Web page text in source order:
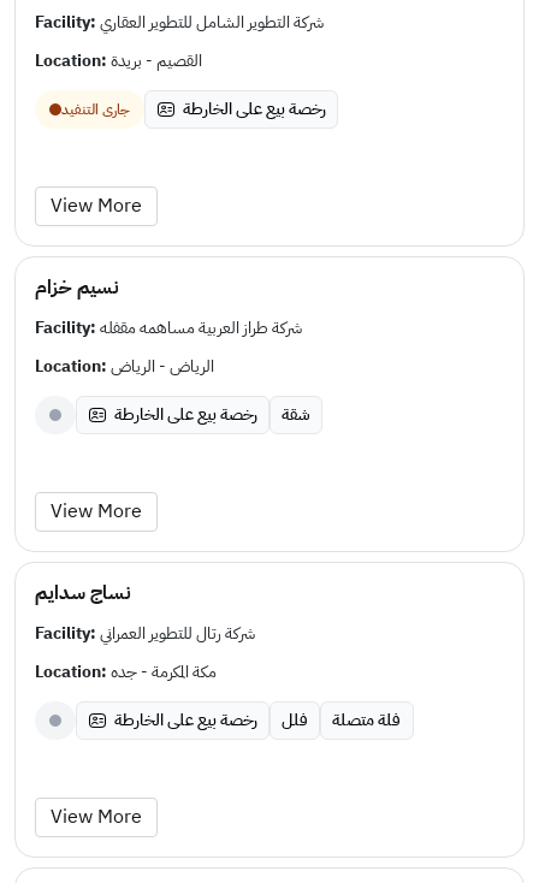
Facility:شركة التطوير الشامل للتطوير العقاري
Location:القصيم - بريدة
جارى التنفيد رخصة بيع على الخارطة
View More
نسيم خزام
Facility:شركة طراز العربية مساهمه مقفله
Location:الرياض - الرياض
رخصة بيع على الخارطة
شقة
View More
نساج سدايم
Facility:شركة رتال للتطوير العمراني
Location:مكة المكرمة - جده
رخصة بيع على الخارطة
فلل فلة متصلة
View More